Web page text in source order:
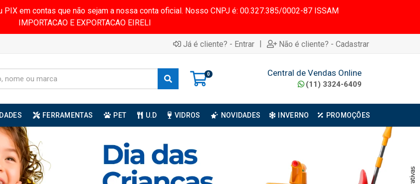
em contas que não sejam a nossa conta oficial. Nosso CNPJ é: 00.327.385/0002-87 ISSAM
IMPORTACAO E EXPORTACAO EIRELI
Já é cliente? - Entrar | Não é cliente? - Cadastrar
0 Central de Vendas Online
(11) 3324-6409
FERRAMENTAS PET U.D VIDROS NOVIDADES INVERNO PROMOÇÕES